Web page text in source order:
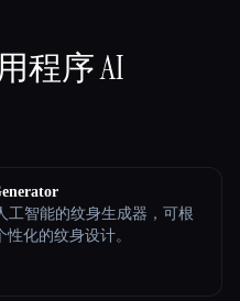
程序AI
工智能的纹身生成器，可根
化的纹身设计。